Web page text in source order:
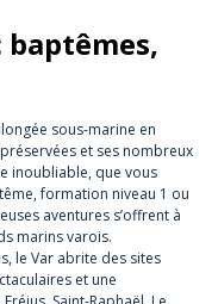
baptêmes,
sous-marine en
et ses nombreux
inoubliable, que vous
formation niveau 1 ou
aventures s’offrent à
marins varois.
le Var abrite des sites
et une